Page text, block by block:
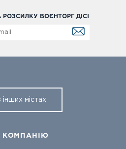
ВОЄНТОРГ ДІСІ
інших містах
КОМПАНІЮ